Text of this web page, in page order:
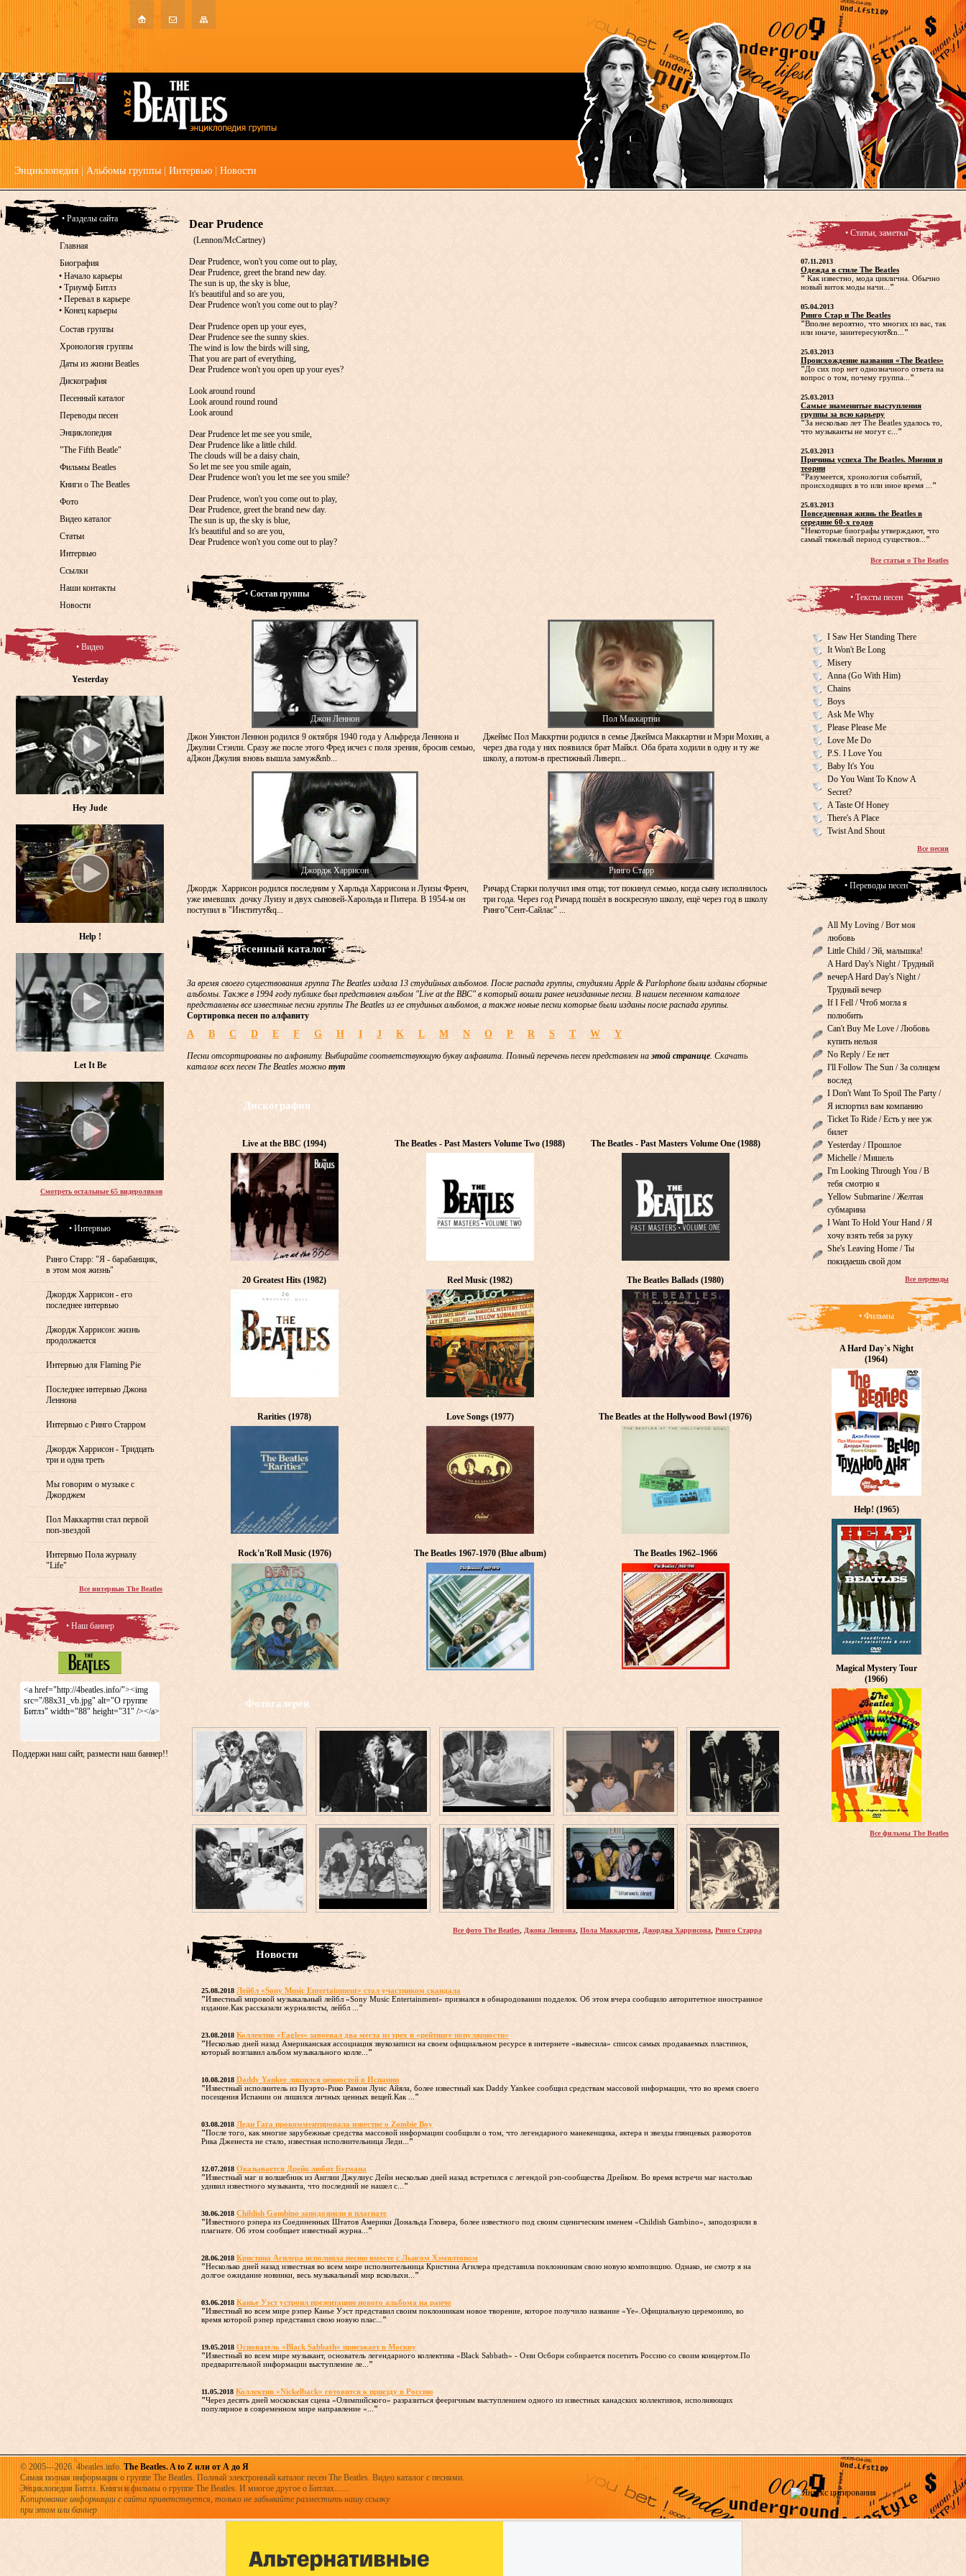
Энциклопедия Альбомы группы Интервью Новости
Dear Prudence
(Lennon/McCartney)
Dear Prudence, won't you come out to play,
Dear Prudence, greet the brand new day.
The sun is up, the sky is blue,
It's beautiful and so are you,
Dear Prudence won't you come out to play?
Dear Prudence open up your eyes,
Dear Prudence see the sunny skies.
The wind is low the birds will sing,
That you are part of everything,
Dear Prudence won't you open up your eyes?
Look around round
Look around round round
Look around
Dear Prudence let me see you smile,
Dear Prudence like a little child.
The clouds will be a daisy chain,
So let me see you smile again,
Dear Prudence won't you let me see you smile?
Dear Prudence, won't you come out to play,
Dear Prudence, greet the brand new day.
The sun is up, the sky is blue,
It's beautiful and so are you,
Dear Prudence won't you come out to play?
• Состав группы
Джон Леннон
Джон Уинстон Леннон родился 9 октября 1940 года у Альфреда Леннона и
Джулии Стэнли. Сразу же после этого Фред исчез с поля зрения, бросив семью,
аДжон Джулия вновь вышла замуж&nb...
Пол Маккартни
Джеймс Пол Маккртни родился в семье Джеймса Маккартни и Мэри Мохин, а
через два года у них появился брат Майкл. Оба брата ходили в одну и ту же
школу, а потом-в престижный Ливерп...
Джордж Харрисон
Джордж Харрисон родился последним у Харльда Харрисона и Луизы Френч,
уже имевших дочку Луизу и двух сыновей-Харольда и Питера. В 1954-м он
поступил в "Институт&q...
Ринго Старр
Ричард Старки получил имя отца; тот покинул семью, когда сыну исполнилось
три года. Через год Ричард пошёл в воскресную школу, ещё через год в школу
Ринго"Сент-Сайлас" ...
• Песенный каталог
За время своего существования группа The Beatles издала 13 студийных альбомов. После распада группы, студиями Apple & Parlophone были изданы сборные
альбомы. Также в 1994 году публике был представлен альбом "Live at the BBC" в который вошли ранее неизданные песни. В нашем песенном каталоге
представлены все известные песни группы The Beatles из ее студиных альбомов, а также новые песни которые были изданы после распада группы.
Сортировка песен по алфавиту
A B C D E F G H I J K L M N O P R S T W Y
Песни отсортированы по алфавиту. Выбирайте соответствующую букву алфавита. Полный перечень песен представлен наэтой странице. Скачать
каталог всех песен The Beatles можно тут
Дискография
Live at the BBC (1994) The Beatles - Past Masters Volume Two (1988) The Beatles - Past Masters Volume One (1988)
20 Greatest Hits (1982) Reel Music (1982) The Beatles Ballads (1980)
Rarities (1978) Love Songs (1977) The Beatles at the Hollywood Bowl (1976)
Rock'n'Roll Music (1976) The Beatles 1967-1970 (Blue album) The Beatles 1962–1966
Фотогалерея
Все фото The Beatles, Джона Леннона, Пола Маккартни, Джорджа Харрисона, Ринго Старра
Новости
25.08.2018 Лейбл «Sony Music Entertainment» стал участником скандала
"Известный мировой музыкальный лейбл «Sony Music Entertainment» признался в обнародовании подделок. Об этом вчера сообщило авторитетное иностранное
издание.Как рассказали журналисты, лейбл ... "
23.08.2018 Коллектив «Eagles» завоевал два места из трех в «рейтинге популярности»
"Несколько дней назад Американская ассоциация звукозаписи на своем официальном ресурсе в интернете «вывесила» список самых продаваемых пластинок,
который возглавил альбом музыкального колле... "
10.08.2018 Daddy Yankee лишился ценностей в Испании
"Известный исполнитель из Пуэрто-Рико Рамон Луис Айяла, более известный как Daddy Yankee сообщил средствам массовой информации, что во время своего
посещения Испании он лишился личных ценных вещей.Как ... "
03.08.2018 Леди Гага прокомментировала известие о Zombie Boy
"После того, как многие зарубежные средства массовой информации сообщили о том, что легендарного манекенщика, актера и звезды глянцевых разворотов
Рика Дженеста не стало, известная исполнительница Леди... "
12.07.2018 Оказывается Дрейк любит Бэтмана
"Известный маг и волшебник из Англии Джулиус Дейн несколько дней назад встретился с легендой рэп-сообщества Дрейком. Во время встречи маг настолько
удивил известного музыканта, что последний не нашел с... "
30.06.2018 Childish Gambino заподозрили в плагиате
"Известного рэпера из Соединенных Штатов Америки Дональда Гловера, более известного под своим сценическим именем «Childish Gambino», заподозрили в
плагиате. Об этом сообщает известный журна... "
28.06.2018 Кристина Агилера исполнила песню вместе с Льисом Хэмилтоном
"Несколько дней назад известная во всем мире исполнительница Кристина Агилера представила поклонникам свою новую композицию. Однако, не смотр я на
долгое ожидание новинки, весь музыкальный мир всколыхн... "
03.06.2018 Канье Уэст устроил презентацию нового альбома на ранчо
"Известный во всем мире рэпер Канье Уэст представил своим поклонникам новое творение, которое получило название «Ye».Официальную церемонию, во
время которой рэпер представил свою новую плас... "
19.05.2018 Основатель «Black Sabbath» приезжает в Москву
"Известный во всем мире музыкант, основатель легендарного коллектива «Black Sabbath» - Оззи Осборн собирается посетить Россию со своим концертом.По
предварительной информации выступление ле... "
11.05.2018 Коллектив «Nickelback» готовится к приезду в Россию
"Через десять дней московская сцена «Олимпийского» разразиться фееричным выступлением одного из известных канадских коллективов, исполняющих
популярное в современном мире направление «... "
• Разделы сайта
Главная
Биография
• Начало карьеры
• Триумф Битлз
• Перевал в карьере
• Конец карьеры
Состав группы
Хронология группы
Даты из жизни Beatles
Дискография
Песенный каталог
Переводы песен
Энциклопедия
"The Fifth Beatle"
Фильмы Beatles
Книги о The Beatles
Фото
Видео каталог
Статьи
Интервью
Ссылки
Наши контакты
Новости
• Видео
Yesterday
Hey Jude
Help !
Let It Be
Смотреть остальные 65 видероликов
• Интервью
Ринго Старр: "Я - барабанщик,
в этом моя жизнь"
Джордж Харрисон - его
последнее интервью
Джордж Харрисон: жизнь
продолжается
Интервью для Flaming Pie
Последнее интервью Джона
Леннона
Интервью с Ринго Старром
Джордж Харрисон - Тридцать
три и одна треть
Мы говорим о музыке с
Джорджем
Пол Маккартни стал первой
поп-звездой
Интервью Пола журналу
"Life"
Все интервью The Beatles
• Наш баннер
<a href="http://4beatles.info/"><img
src="/88x31_vb.jpg" alt="О группе
Битлз" width="88" height="31" /></a>
Поддержи наш сайт, размести наш баннер!!
• Статьи, заметки
07.11.2013
Одежда в стиле The Beatles
" Как известно, мода циклична. Обычно
новый виток моды начи... "
05.04.2013
Ринго Стар и The Beatles
"Вполне вероятно, что многих из вас, так
или иначе, заинтересуют&n... "
25.03.2013
Происхождение названия «The Beatles»
"До сих пор нет однозначного ответа на
вопрос о том, почему группа... "
25.03.2013
Самые знаменитые выступления
группы за всю карьеру
"За несколько лет The Beatles удалось то,
что музыканты не могут с... "
25.03.2013
Причины успеха The Beatles. Мнения и
теории
"Разумеется, хронология событий,
происходящих в то или иное время ... "
25.03.2013
Повседневная жизнь the Beatles в
середине 60-х годов
"Некоторые биографы утверждают, что
самый тяжелый период существов... "
Все статьи о The Beatles
• Тексты песен
I Saw Her Standing There
It Won't Be Long
Misery
Anna (Go With Him)
Chains
Boys
Ask Me Why
Please Please Me
Love Me Do
P.S. I Love You
Baby It's You
Do You Want To Know A
Secret?
A Taste Of Honey
There's A Place
Twist And Shout
Все песни
• Переводы песен
All My Loving / Вот моя
любовь
Little Child / Эй, малышка!
A Hard Day's Night / Трудный
вечерA Hard Day's Night /
Трудный вечер
If I Fell / Чтоб могла я
полюбить
Can't Buy Me Love / Любовь
купить нельзя
No Reply / Ее нет
I'll Follow The Sun / За солнцем
вослед
I Don't Want To Spoil The Party /
Я испортил вам компанию
Ticket To Ride / Есть у нее уж
билет
Yesterday / Прошлое
Michelle / Мишель
I'm Looking Through You / В
тебя смотрю я
Yellow Submarine / Желтая
субмарина
I Want To Hold Your Hand / Я
хочу взять тебя за руку
She's Leaving Home / Ты
покидаешь свой дом
Все переводы
• Фильмы
A Hard Day`s Night
(1964)
Help! (1965)
Magical Mystery Tour
(1966)
Все фильмы The Beatles
© 2005—2026. 4beatles.info. The Beatles. A to Z или от А до Я
Самая полная информация о группе The Beatles. Полный электронный каталог песен The Beatles. Видео каталог с песнями.
Энциклопедия Битлз. Книги и фильмы о группе The Beatles. И многое другое о Битлах.......
Копирование информации с сайта приветствуется, только не забывайте разместить нашу ссылку
при этом или баннер